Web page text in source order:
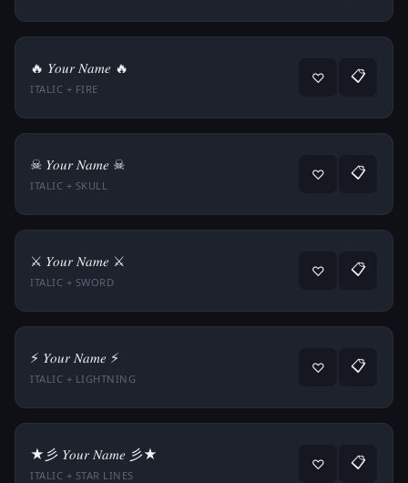
🔥 𝑌𝑜𝑢𝑟 𝑁𝑎𝑚𝑒 🔥
ITALIC + FIRE
♡ 📋
☠ 𝑌𝑜𝑢𝑟 𝑁𝑎𝑚𝑒 ☠
ITALIC + SKULL
♡ 📋
⚔️ 𝑌𝑜𝑢𝑟 𝑁𝑎𝑚𝑒 ⚔️
ITALIC + SWORD
♡ 📋
⚡ 𝑌𝑜𝑢𝑟 𝑁𝑎𝑚𝑒 ⚡
ITALIC + LIGHTNING
♡ 📋
★彡 𝑌𝑜𝑢𝑟 𝑁𝑎𝑚𝑒 彡★
ITALIC + STAR LINES
♡ 📋